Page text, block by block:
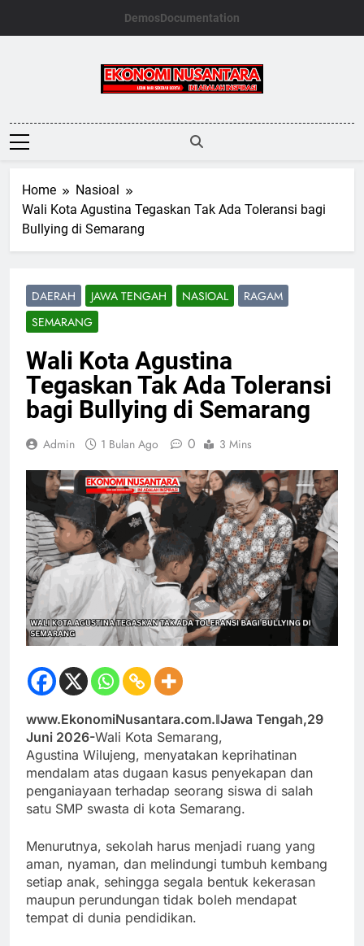
DemosDocumentation
Ekonomi
Nusantara
Home
Nasioal
Wali Kota Agustina Tegaskan Tak Ada Toleransi bagi
Bullying di Semarang
DAERAH JAWA TENGAH NASIOAL
RAGAM
SEMARANG
Wali Kota Agustina
Tegaskan Tak Ada Toleransi
bagi Bullying di Semarang
Admin 1 Bulan Ago 0 3 Mins
www.EkonomiNusantara.com.ǁJawa Tengah,29
Juni 2026-Wali Kota Semarang,
Agustina Wilujeng, menyatakan keprihatinan
mendalam atas dugaan kasus penyekapan dan
penganiayaan terhadap seorang siswa di salah
satu SMP swasta di kota Semarang.
Menurutnya, sekolah harus menjadi ruang yang
aman, nyaman, dan melindungi tumbuh kembang
setiap anak, sehingga segala bentuk kekerasan
maupun perundungan tidak boleh mendapat
tempat di dunia pendidikan.